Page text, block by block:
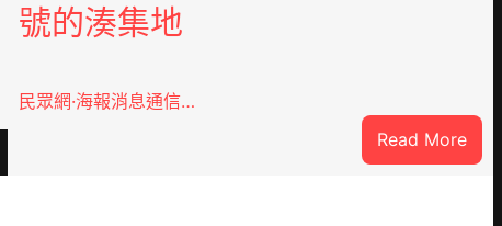
號的湊集地
民眾網·海報消息通信…
Read More:
戰